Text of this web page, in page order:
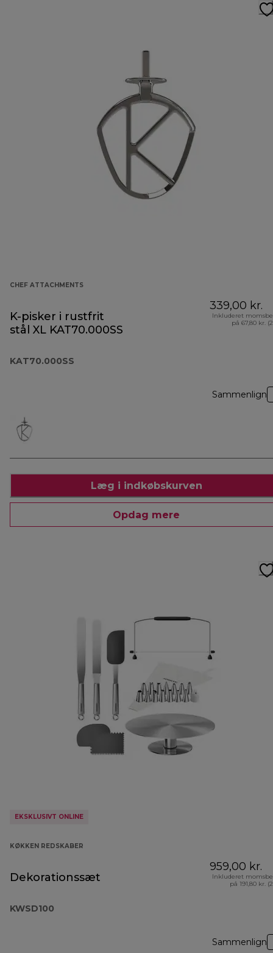
CHEF ATTACHMENTS
K-pisker i rustfrit
stål XL KAT70.000SS
KAT70.000SS
339,00 kr.
Inkluderet
på 67,80 kr.
Sammenlign
Læg i indkøbskurven
Opdag mere
EKSKLUSIVT ONLINE
KØKKEN REDSKABER
Dekorationssæt
KWSD100
959,00 kr.
Inkluderet
på 191,80 kr.
Sammenlign